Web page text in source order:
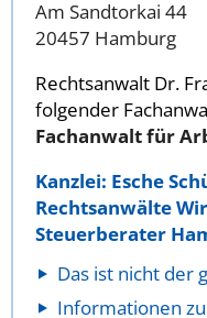
Am Sandtorkai 44
20457 Hamburg
Rechtsanwalt Dr.
folgender
Fachanwalt für
Kanzlei: Esche
Rechtsanwälte
Steuerberater
Das ist nicht der
Informationen